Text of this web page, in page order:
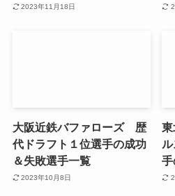
2023年11月18日
大阪近鉄バファローズ 歴
代ドラフト１位選手の成功
＆失敗選手一覧
2023年10月8日